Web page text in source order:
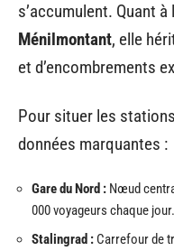
s’accumulent. Quant
Ménilmontant, elle
et d’encombrements
Pour situer les
données marquantes :
Gare du Nord : Nœud
000 voyageurs chaque jour.
Stalingrad : Carrefour de